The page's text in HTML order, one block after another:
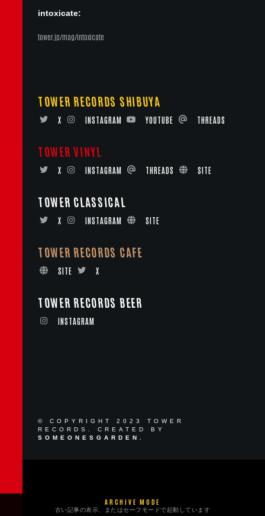
ARCHIVE MODE
古い記事の表示、またはセーフモードで起動しています
intoxicate:
tower.jp/mag/intoxicate
TOWER RECORDS SHIBUYA
X INSTAGRAM YOUTUBE THREADS
TOWER VINYL
X INSTAGRAM THREADS SITE
TOWER CLASSICAL
X INSTAGRAM SITE
TOWER RECORDS CAFE
SITE X
TOWER RECORDS BEER
INSTAGRAM
© COPYRIGHT 2023 TOWER
RECORDS. CREATED BY
SOMEONESGARDEN.